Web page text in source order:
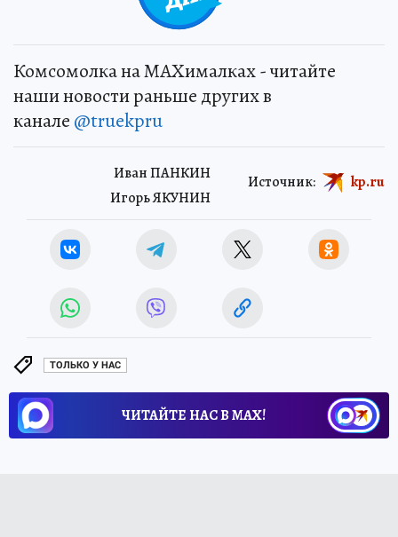
Комсомолка на MAXималках - читайте
наши новости раньше других в
канале @truekpru
Иван ПАНКИН
Игорь ЯКУНИН
Источник: kp.ru
ТОЛЬКО У НАС
ЧИТАЙТЕ НАС В МАХ!